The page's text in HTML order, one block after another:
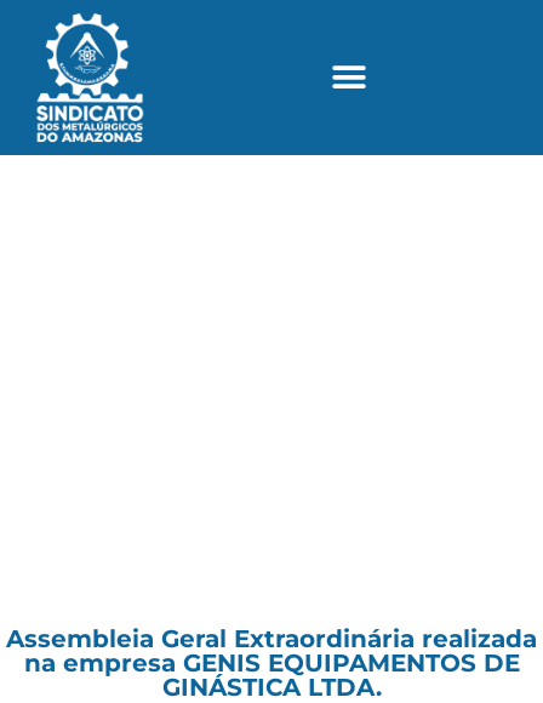
Assembleia Geral Extraordinária realizada
na empresa GENIS EQUIPAMENTOS DE
GINÁSTICA LTDA.